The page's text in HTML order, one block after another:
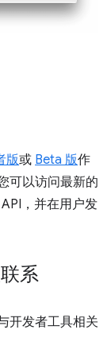
版或 Beta 版作
可以访问最新的
，并在用户发
系
开发者工具相关